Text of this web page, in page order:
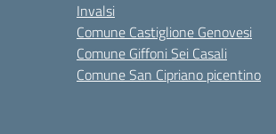
Invalsi
Comune Castiglione Genovesi
Comune Giffoni Sei Casali
Comune San Cipriano picentino